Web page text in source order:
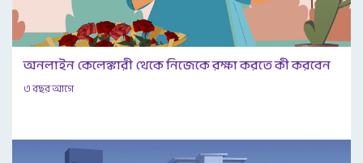
অনলাইন কেলেঙ্কারী থেকে নিজেকে রক্ষা করতে কী করবেন
৩ বছর আগে